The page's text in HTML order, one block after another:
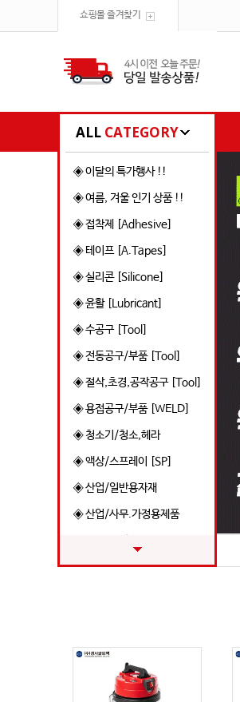
쇼핑몰 즐겨찾기
ALL CATEGORY
◈ 이달의 특가행사 !!
◈ 여름, 겨울 인기 상품 !!
◈ 접착제 [Adhesive]
◈ 테이프 [A.Tapes]
◈ 실리콘 [Silicone]
◈ 윤활 [Lubricant]
◈ 수공구 [Tool]
◈ 전동공구/부품 [Tool]
◈ 절삭,초경,공작공구 [Tool]
◈ 용접공구/부품 [WELD]
◈ 청소기/청소,헤라
◈ 액상/스프레이 [SP]
◈ 산업/일반용자재
◈ 산업/사무.가정용제품
◈ 브랜드 [Brand]
◈ VUT CHI GO 상품관
◈ 철물/부속품 [AM]